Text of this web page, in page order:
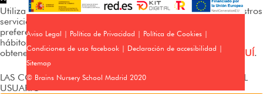
Aviso Legal | Política de Privacidad | Política de Cookies|
Condiciones de uso facebook| Declaración de accesibilidad |
Sitemap
© Brains Nursery School Madrid 2020
Utilizamos cookies propias y de terceros para analizar nuestros
servicios y mostrarte publicidad relacionada con tus
preferencias en base a un perfil elaborado a partir de tus
hábitos de navegación (p. ej. páginas visitadas). Puedes
obtener más información y configurar tus preferencias
AQUÍ.
LAS COOKIES FUNCIONAN SIN EL CONSENTIMIENTO DEL
USUARIO